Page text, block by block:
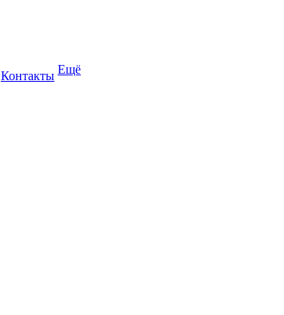
Контакты Ещё